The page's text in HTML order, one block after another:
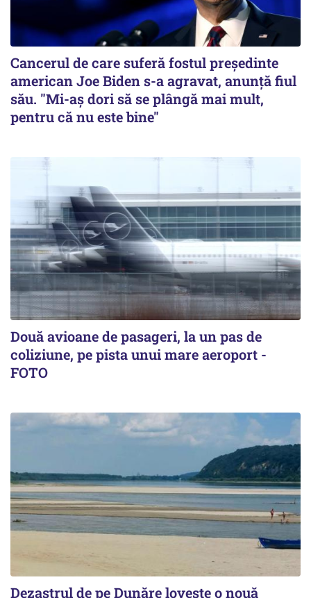
Cancerul de care suferă fostul preşedinte
american Joe Biden s-a agravat, anunță fiul
său. "Mi-aș dori să se plângă mai mult,
pentru că nu este bine"
Două avioane de pasageri, la un pas de
coliziune, pe pista unui mare aeroport -
FOTO
Dezastrul de pe Dunăre lovește o nouă